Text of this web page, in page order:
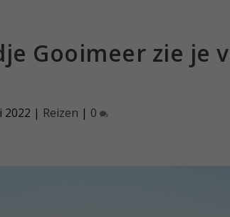
Gooimeer zie je
2022 | Reizen | 0